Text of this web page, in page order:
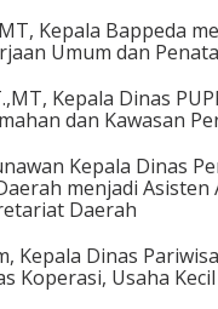
Kepala Bappeda
Umum dan
Kepala Dinas
dan Kawasan
Kepala Dinas
menjadi Asisten
Daerah
Kepala Dinas
Koperasi, Usaha